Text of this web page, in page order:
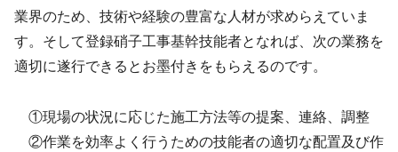
業界のため、技術や経験の豊富な人材が求めらえていま
す。そして登録硝子工事基幹技能者となれば、次の業務を
適切に遂行できるとお墨付きをもらえるのです。
①現場の状況に応じた施工方法等の提案、連絡、調整
②作業を効率よく行うための技能者の適切な配置及び作